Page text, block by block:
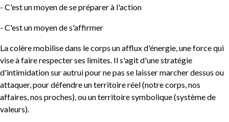
- C'est un moyen de se préparer à l'action
- C'est un moyen de s'affirmer
La colère mobilise dans le corps un afflux d'énergie, une force qui
vise à faire respecter ses limites. Il s'agit d'une stratégie
d'intimidation sur autrui pour ne pas se laisser marcher dessus ou
attaquer, pour défendre un territoire réel (notre corps, nos
affaires, nos proches), ou un territoire symbolique (système de
valeurs).